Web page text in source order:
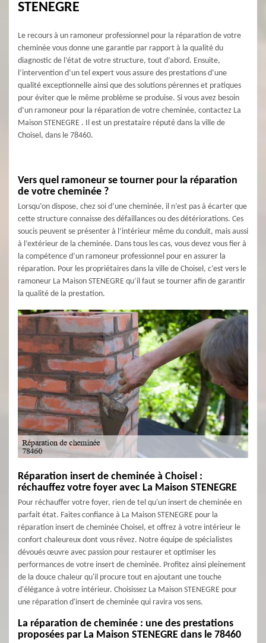
STENEGRE
Le recours à un ramoneur professionnel pour la réparation de votre
cheminée vous donne une garantie par rapport à la qualité du
diagnostic de l’état de votre structure, tout d’abord. Ensuite,
l’intervention d’un tel expert vous assure des prestations d’une
qualité exceptionnelle ainsi que des solutions pérennes et pratiques
pour éviter que le même problème se produise. Si vous avez besoin
d’un ramoneur pour la réparation de votre cheminée, contactez La
Maison STENEGRE . Il est un prestataire réputé dans la ville de
Choisel, dans le 78460.
Vers quel ramoneur se tourner pour la réparation
de votre cheminée ?
Lorsqu’on dispose, chez soi d’une cheminée, il n’est pas à écarter que
cette structure connaisse des défaillances ou des détériorations. Ces
soucis peuvent se présenter à l’intérieur même du conduit, mais aussi
à l’extérieur de la cheminée. Dans tous les cas, vous devez vous fier à
la compétence d’un ramoneur professionnel pour en assurer la
réparation. Pour les propriétaires dans la ville de Choisel, c’est vers le
ramoneur La Maison STENEGRE qu’il faut se tourner afin de garantir
la qualité de la prestation.
Réparation insert de cheminée à Choisel :
réchauffez votre foyer avec La Maison STENEGRE
Pour réchauffer votre foyer, rien de tel qu'un insert de cheminée en
parfait état. Faites confiance à La Maison STENEGRE pour la
réparation insert de cheminée Choisel, et offrez à votre intérieur le
confort chaleureux dont vous rêvez. Notre équipe de spécialistes
dévoués œuvre avec passion pour restaurer et optimiser les
performances de votre insert de cheminée. Profitez ainsi pleinement
de la douce chaleur qu'il procure tout en ajoutant une touche
d'élégance à votre intérieur. Choisissez La Maison STENEGRE pour
une réparation d'insert de cheminée qui ravira vos sens.
La réparation de cheminée : une des prestations
proposées par La Maison STENEGRE dans le 78460